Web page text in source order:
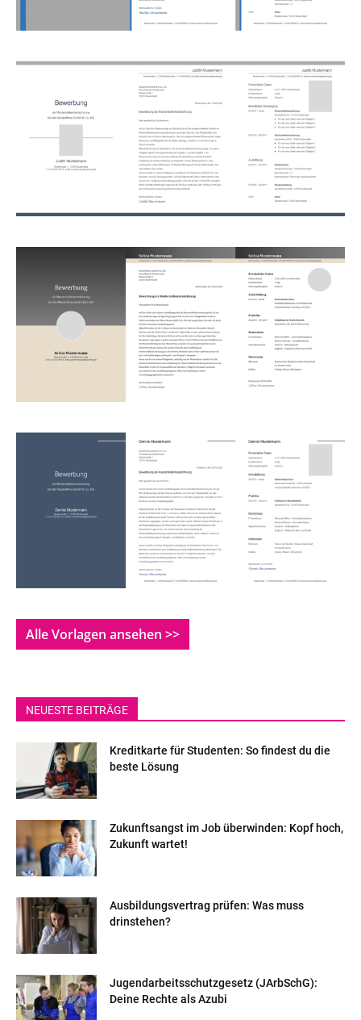
Alle Vorlagen ansehen >>
NEUESTE BEITRÄGE
Kreditkarte für Studenten: So findest du die
beste Lösung
Zukunftsangst im Job überwinden: Kopf hoch,
Zukunft wartet!
Ausbildungsvertrag prüfen: Was muss
drinstehen?
Jugendarbeitsschutzgesetz (JArbSchG):
Deine Rechte als Azubi